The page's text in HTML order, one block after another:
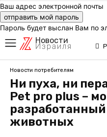
Ваш адрес электронной почты
Пароль будет выслан Вам по
Новости
Израиля
Новости потребителям
Ни пуха, ни
Pet pro plus –
животных